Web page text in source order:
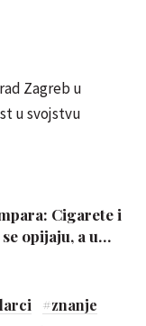
Zagreb u
u svojstvu
Cigarete i
se opijaju, a u
#znanje